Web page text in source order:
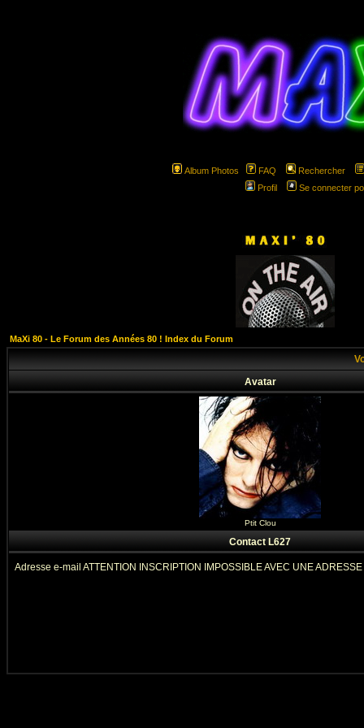
Album Photos FAQ
Rechercher
Profil
Se connecter
MaXi 80 - Le Forum des Années 80 ! Index du Forum
Avatar
Ptit Clou
Contact L627
Adresse e-mail ATTENTION INSCRIPTION IMPOSSIBLE AVEC UNE